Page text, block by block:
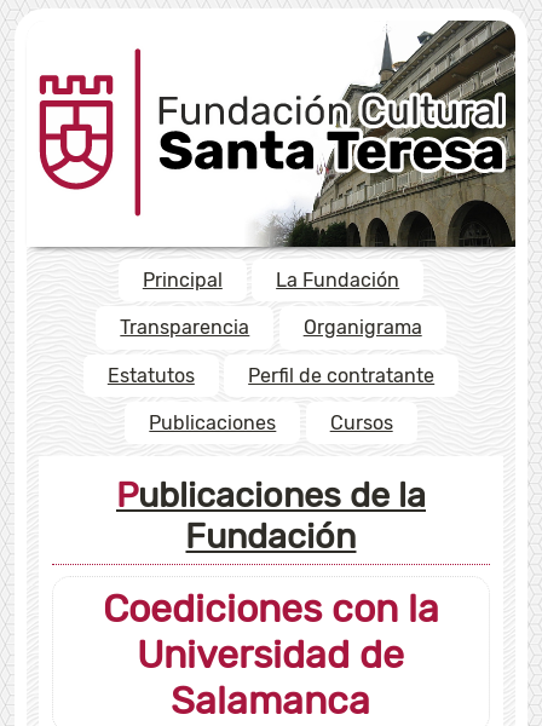
Principal La Fundación
Transparencia Organigrama
Estatutos Perfil de contratante
Publicaciones Cursos
Publicaciones de la
Fundación
Coediciones con la
Universidad de
Salamanca